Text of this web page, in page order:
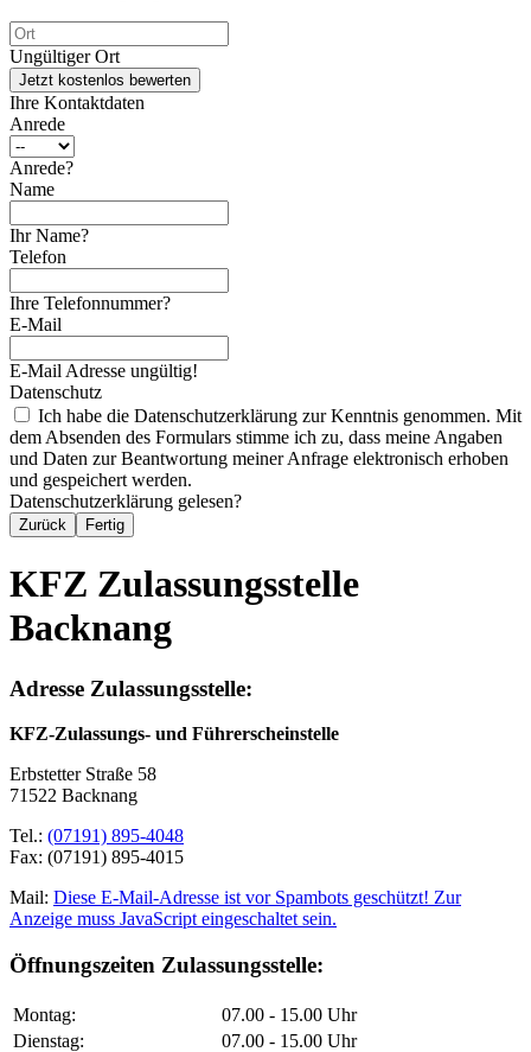
Ungültiger Ort
Jetzt kostenlos bewerten
Ihre Kontaktdaten
Anrede
Anrede?
Name
Ihr Name?
Telefon
Ihre Telefonnummer?
E-Mail
E-Mail Adresse ungültig!
Datenschutz
Ich habe die Datenschutzerklärung zur Kenntnis genommen. Mit
dem Absenden des Formulars stimme ich zu, dass meine Angaben
und Daten zur Beantwortung meiner Anfrage elektronisch erhoben
und gespeichert werden.
Datenschutzerklärung gelesen?
Zurück Fertig
KFZ Zulassungsstelle
Backnang
Adresse Zulassungsstelle:
KFZ-Zulassungs- und Führerscheinstelle
Erbstetter Straße 58
71522 Backnang
Tel.: (07191) 895-4048
Fax: (07191) 895-4015
Mail: Diese E-Mail-Adresse ist vor Spambots geschützt! Zur
Anzeige muss JavaScript eingeschaltet sein.
Öffnungszeiten Zulassungsstelle:
Montag:
07.00 - 15.00 Uhr
Dienstag:
07.00 - 15.00 Uhr